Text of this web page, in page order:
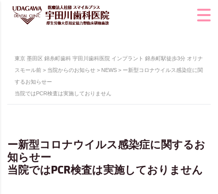
東京 墨田区 錦糸町歯科 宇田川歯科医院 インプラント 錦糸町駅徒歩3分 オリナ
スモール前 > 当院からのお知らせ > NEWS > ー新型コロナウイルス感染症に関
するお知らせー
当院ではPCR検査は実施しておりません
ー新型コロナウイルス感染症に関するお
知らせー
当院ではPCR検査は実施しておりません